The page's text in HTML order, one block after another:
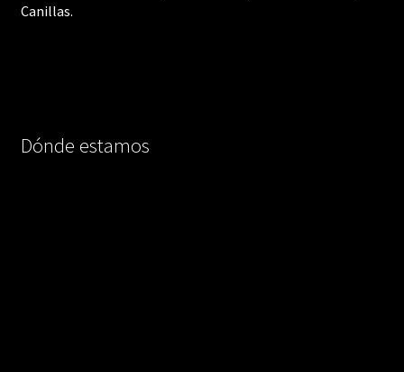
Canillas.
Dónde estamos